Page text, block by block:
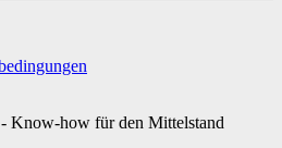
Know-how für den Mittelstand